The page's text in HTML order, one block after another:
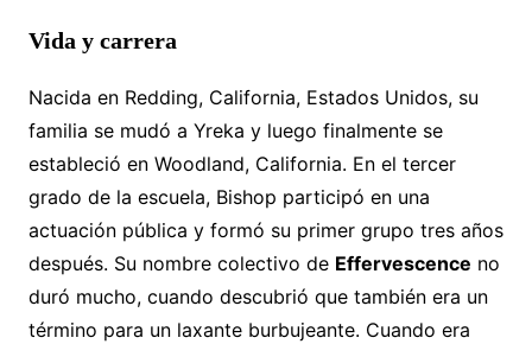
Vida y carrera
Nacida en Redding, California, Estados Unidos, su
familia se mudó a Yreka y luego finalmente se
estableció en Woodland, California. En el tercer
grado de la escuela, Bishop participó en una
actuación pública y formó su primer grupo tres años
después. Su nombre colectivo de Effervescence no
duró mucho, cuando descubrió que también era un
término para un laxante burbujeante. Cuando era